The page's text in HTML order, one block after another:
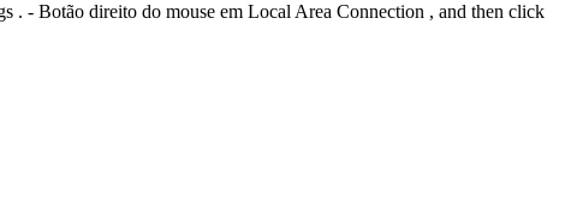
. - Botão direito do mouse em Local Area Connection , and then click